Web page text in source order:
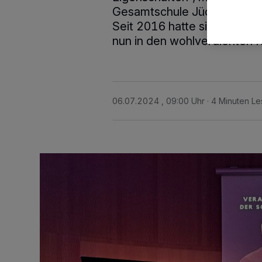
Gesamtschule Jüchen, von
Seit 2016 hatte sie die
nun in den wohlverdienten
06.07.2024 , 09:00 Uhr 4 Minuten